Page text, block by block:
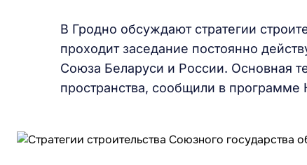
В Гродно обсуждают стратегии
проходит заседание постоянно
Союза Беларуси и России. Основная
пространства, сообщили в программе